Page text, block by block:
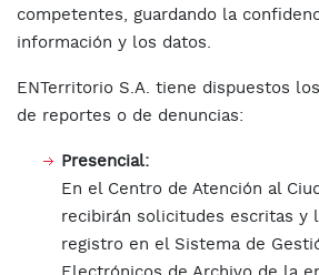
competentes, guardando la
información y los datos.
ENTerritorio S.A. tiene dispuestos
de reportes o de denuncias:
Presencial:
En el Centro de Atención al
recibirán solicitudes escritas y
registro en el Sistema de